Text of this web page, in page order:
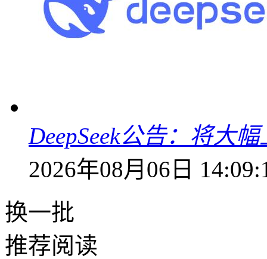
DeepSeek公告：将大
2026年08月06日
换一批
推荐阅读